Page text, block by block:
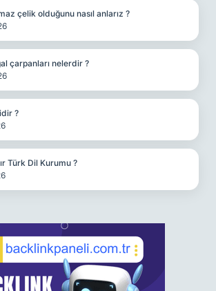
çelik olduğunu nasıl anlarız ?
çarpanları nelerdir ?
?
Türk Dil Kurumu ?